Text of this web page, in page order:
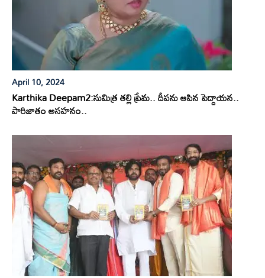
April 10, 2024
Karthika Deepam2:సుమిత్ర తల్లి ప్రేమ.. దీపను ఆపిన పెద్దాయన..
పారిజాతం అసహనం..